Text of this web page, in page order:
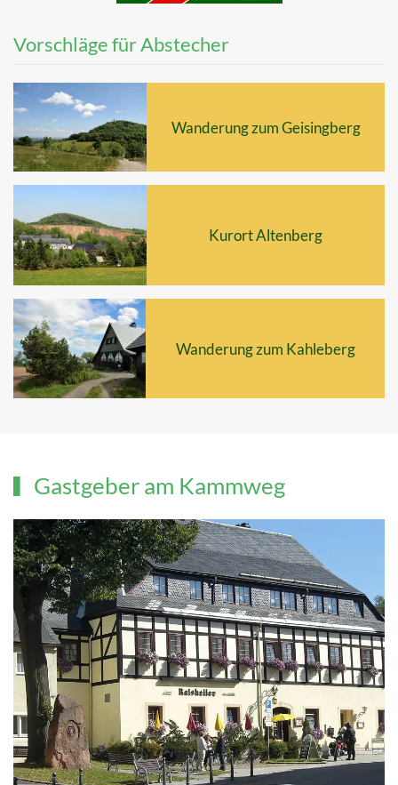
Vorschläge für Abstecher
Wanderung zum Geisingberg
Kurort Altenberg
Wanderung zum Kahleberg
Gastgeber am Kammweg